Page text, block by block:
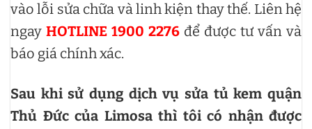
vào lỗi sửa chữa và linh kiện thay thế. Liên hệ
ngay HOTLINE 1900 2276 để được tư vấn và
báo giá chính xác.
Sau khi sử dụng dịch vụ sửa tủ kem quận
Thủ Đức của Limosa thì tôi có nhận được